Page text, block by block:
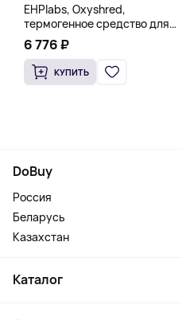
EHPlabs, Oxyshred,
термогенное средство для
сжигания жира, малиновое
освежение, 318 г (11,2 унции)
6 776 ₽
КУПИТЬ
DoBuy
Россия
Беларусь
Казахстан
Каталог